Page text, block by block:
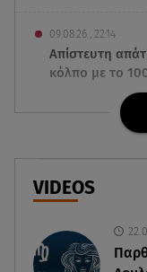
09.08.26 , 22:14
Απίστευτη
κόλπο με το
Πέθανε ο
09.08.26 , 21:11
Μεγάλη φωτιά
105
VIDEOS